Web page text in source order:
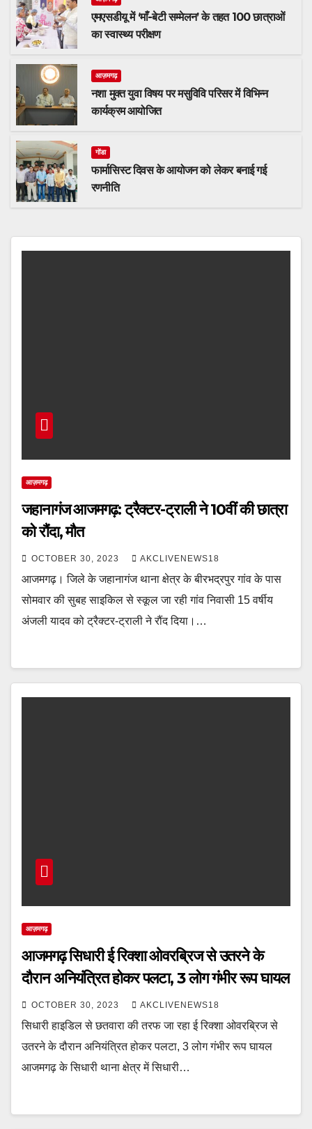
एमएसडीयू में ‘माँ-बेटी सम्मेलन’ के तहत 100 छात्राओं
का स्वास्थ्य परीक्षण
आज़मगढ़
नशा मुक्त युवा विषय पर मसुविवि परिसर में विभिन्न
कार्यक्रम आयोजित
गोंडा
फार्मासिस्ट दिवस के आयोजन को लेकर बनाई गई
रणनीति
आज़मगढ़
जहानागंज आजमगढ़: ट्रैक्टर-ट्राली ने 10वीं की छात्रा
को रौंदा, मौत
OCTOBER 30, 2023 AKCLIVENEWS18
आजमगढ़। जिले के जहानागंज थाना क्षेत्र के बीरभद्रपुर गांव के पास
सोमवार की सुबह साइकिल से स्कूल जा रही गांव निवासी 15 वर्षीय
अंजली यादव को ट्रैक्टर-ट्राली ने रौंद दिया।…
आज़मगढ़
आजमगढ़ सिधारी ई रिक्शा ओवरब्रिज से उतरने के
दौरान अनियंत्रित होकर पलटा, 3 लोग गंभीर रूप घायल
OCTOBER 30, 2023 AKCLIVENEWS18
सिधारी हाइडिल से छतवारा की तरफ जा रहा ई रिक्शा ओवरब्रिज से
उतरने के दौरान अनियंत्रित होकर पलटा, 3 लोग गंभीर रूप घायल
आजमगढ़ के सिधारी थाना क्षेत्र में सिधारी…